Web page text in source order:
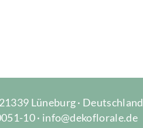
Lüneburg · Deutschland
10 · info@dekoflorale.de